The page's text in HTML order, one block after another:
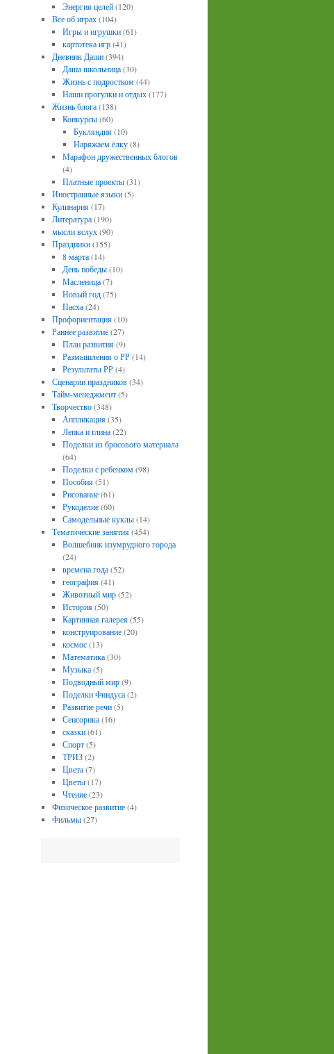
Энергия целей(120)
Все об играх(104)
Игры и игрушки(61)
картотека игр(41)
Дневник Даши(394)
Даша школьница(30)
Жизнь с подростком(44)
Наши прогулки и отдых(177)
Жизнь блога(138)
Конкурсы(60)
Букляндия(10)
Наряжаем ёлку(8)
Марафон дружественных блогов
(4)
Платные проекты(31)
Иностранные языки(5)
Кулинария(17)
Литература(190)
мысли вслух(90)
Праздники(155)
8 марта(14)
День победы(10)
Масленица(7)
Новый год(75)
Пасха(24)
Профориентация(10)
Раннее развитие(27)
План развития(9)
Размышления о РР(14)
Результаты РР(4)
Сценарии праздников(34)
Тайм-менеджмент(5)
Творчество(348)
Аппликация(35)
Лепка и глина(22)
Поделки из бросового материала
(64)
Поделки с ребенком(98)
Пособия(51)
Рисование(61)
Рукоделие(60)
Самодельные куклы(14)
Тематические занятия(454)
Волшебник изумрудного города
(24)
времена года(52)
география(41)
Животный мир(52)
История(50)
Картинная галерея(55)
конструирование(20)
космос(13)
Математика(30)
Музыка(5)
Подводный мир(9)
Поделки Финдуса(2)
Развитие речи(5)
Сенсорика(16)
сказки(61)
Спорт(5)
ТРИЗ(2)
Цвета(7)
Цветы(17)
Чтение(23)
Физическое развитие(4)
Фильмы(27)